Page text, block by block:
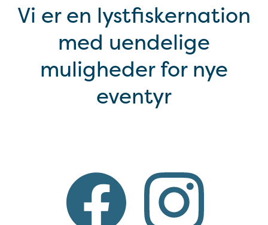
Vi er en lystfiskernation
med uendelige
muligheder for nye
eventyr